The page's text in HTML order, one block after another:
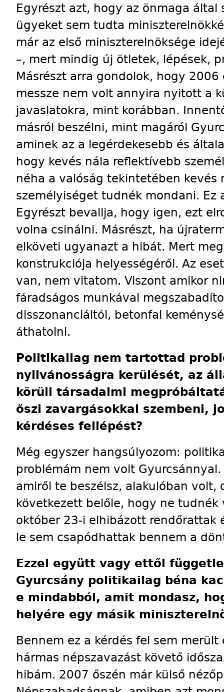
Egyrészt azt, hogy az önmaga
ügyeket sem tudta
már az első miniszterelnöksége
–, mert mindig új ötletek, lépések,
Másrészt arra gondolok, hogy 2006
messze nem volt annyira nyitott a
javaslatokra, mint korábban.
másról beszélni, mint magáról
aminek az a legérdekesebb és
hogy kevés nála reflektívebb
néha a valóság tekintetében kevés
személyiséget tudnék mondani.
Egyrészt bevallja, hogy igen, ezt
volna csinálni. Másrészt, ha
elköveti ugyanazt a hibát. Mert
konstrukciója helyességéről. Az
van, nem vitatom. Viszont amikor
fáradságos munkával
disszonanciáitól, betonfal
áthatolni.
Politikailag nem tartottad
nyilvánosságra kerülését, az
körüli társadalmi
őszi zavargásokkal szembeni,
kérdéses fellépést?
Még egyszer hangsúlyozom:
problémám nem volt
amiről te beszélsz, alakulóban volt,
következett belőle, hogy ne tudnék
október 23-i elhibázott rendőr­attak
le sem csapódhattak bennem a
Ezzel együtt vagy ettől
Gyurcsány politikailag béna
e mindabból, amit mondasz,
helyére egy másik
Bennem ez a kérdés fel sem
hármas népszavazást követő
hibám. 2007 őszén már külső